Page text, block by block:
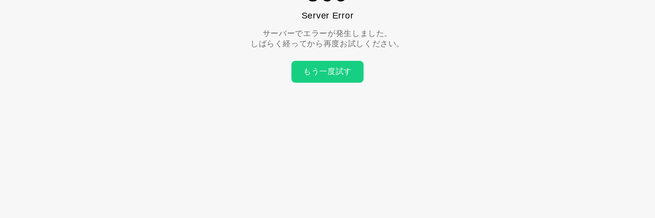
Server Error
サーバーでエラーが発生しました。
しばらく経ってから再度お試しください。
もう一度試す